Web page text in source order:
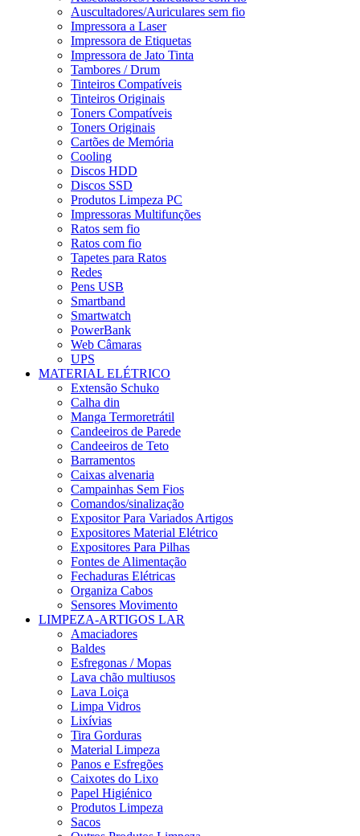
Auscultadores/Auriculares sem fio
Impressora a Laser
Impressora de Etiquetas
Impressora de Jato Tinta
Tambores / Drum
Tinteiros Compatíveis
Tinteiros Originais
Toners Compatíveis
Toners Originais
Cartões de Memória
Cooling
Discos HDD
Discos SSD
Produtos Limpeza PC
Impressoras Multifunções
Ratos sem fio
Ratos com fio
Tapetes para Ratos
Redes
Pens USB
Smartband
Smartwatch
PowerBank
Web Câmaras
UPS
MATERIAL ELÉTRICO
Extensão Schuko
Calha din
Manga Termoretrátil
Candeeiros de Parede
Candeeiros de Teto
Barramentos
Caixas alvenaria
Campainhas Sem Fios
Comandos/sinalização
Expositor Para Variados Artigos
Expositores Material Elétrico
Expositores Para Pilhas
Fontes de Alimentação
Fechaduras Elétricas
Organiza Cabos
Sensores Movimento
LIMPEZA-ARTIGOS LAR
Amaciadores
Baldes
Esfregonas / Mopas
Lava chão multiusos
Lava Loiça
Limpa Vidros
Lixívias
Tira Gorduras
Material Limpeza
Panos e Esfregões
Caixotes do Lixo
Papel Higiénico
Produtos Limpeza
Sacos